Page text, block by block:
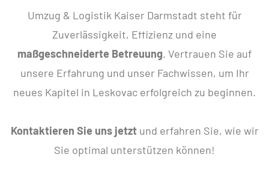
Umzug & Logistik Kaiser Darmstadt steht für
Zuverlässigkeit, Effizienz und eine
maßgeschneiderte Betreuung. Vertrauen Sie auf
unsere Erfahrung und unser Fachwissen, um Ihr
neues Kapitel in Leskovac erfolgreich zu beginnen.
Kontaktieren Sie uns jetztund erfahren Sie, wie wir
Sie optimal unterstützen können!